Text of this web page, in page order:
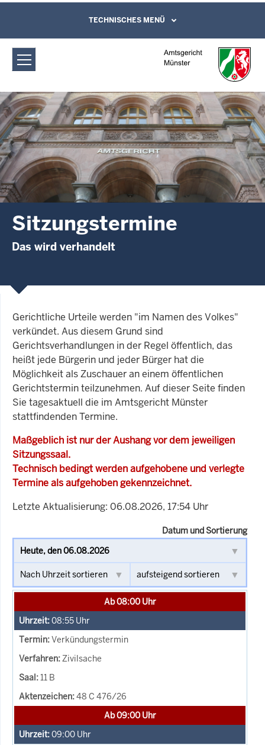
Amtsgericht Münster: Sitzungstermine
Direkt zum Inhalt
Leichte Sprache, Gebärdensprachenvideo
und Kontaktformular
TECHNISCHES MENÜ
Sitzungstermine
Das wird verhandelt
Gerichtliche Urteile werden "im Namen des Volkes"
verkündet. Aus diesem Grund sind
Gerichtsverhandlungen in der Regel öffentlich, das
heißt jede Bürgerin und jeder Bürger hat die
Möglichkeit als Zuschauer an einem öffentlichen
Gerichtstermin teilzunehmen. Auf dieser Seite finden
Sie tagesaktuell die im Amtsgericht Münster
stattfindenden Termine.
Maßgeblich ist nur der Aushang vor dem jeweiligen
Sitzungssaal.
Technisch bedingt werden aufgehobene und verlegte
Termine als aufgehoben gekennzeichnet.
Letzte Aktualisierung: 06.08.2026, 17:54 Uhr
Datum und Sortierung
Ab 08:00 Uhr
08:55 Uhr
Verkündungstermin
Zivilsache
11 B
48 C 476/26
Ab 09:00 Uhr
09:00 Uhr